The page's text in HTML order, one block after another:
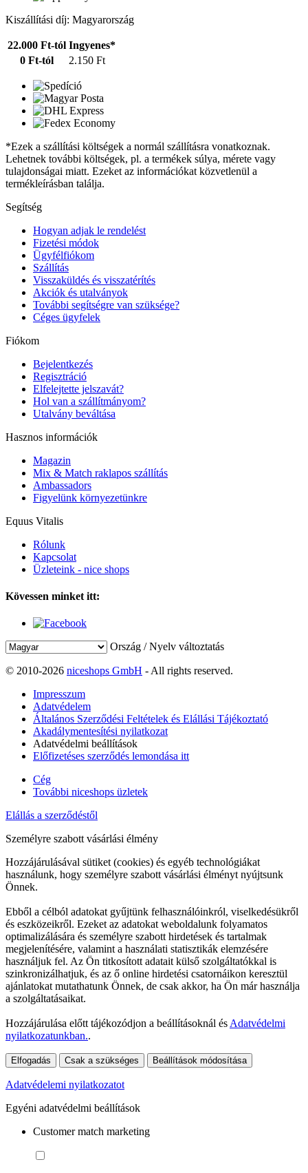
Kiszállítási díj: Magyarország
22.000 Ft-tól Ingyenes*
0 Ft-tól
2.150 Ft
*Ezek a szállítási költségek a normál szállításra vonatkoznak.
Lehetnek további költségek, pl. a termékek súlya, mérete vagy
tulajdonságai miatt. Ezeket az információkat közvetlenül a
termékleírásban találja.
Segítség
Hogyan adjak le rendelést
Fizetési módok
Ügyfélfiókom
Szállítás
Visszaküldés és visszatérítés
Akciók és utalványok
További segítségre van szüksége?
Céges ügyfelek
Fiókom
Bejelentkezés
Regisztráció
Elfelejtette jelszavát?
Hol van a szállítmányom?
Utalvány beváltása
Hasznos információk
Magazin
Mix & Match raklapos szállítás
Ambassadors
Figyelünk környezetünkre
Equus Vitalis
Rólunk
Kapcsolat
Üzleteink - nice shops
Kövessen minket itt:
Ország / Nyelv változtatás
© 2010-2026 niceshops GmbH - All rights reserved.
Impresszum
Adatvédelem
Általános Szerződési Feltételek és Elállási Tájékoztató
Akadálymentesítési nyilatkozat
Adatvédelmi beállítások
Előfizetéses szerződés lemondása itt
Cég
További niceshops üzletek
Elállás a szerződéstől
Személyre szabott vásárlási élmény
Hozzájárulásával sütiket (cookies) és egyéb technológiákat
használunk, hogy személyre szabott vásárlási élményt nyújtsunk
Önnek.
Ebből a célból adatokat gyűjtünk felhasználóinkról, viselkedésükről
és eszközeikről. Ezeket az adatokat weboldalunk folyamatos
optimalizálására és személyre szabott hirdetések és tartalmak
megjelenítésére, valamint a használati statisztikák elemzésére
használjuk fel. Az Ön titkosított adatait külső szolgáltatókkal is
szinkronizálhatjuk, és az ő online hirdetési csatornáikon keresztül
ajánlatokat mutathatunk Önnek, de csak akkor, ha Ön már használja
a szolgáltatásaikat.
Hozzájárulása előtt tájékozódjon a beállításoknál és Adatvédelmi
nyilatkozatunkban..
Elfogadás Csak a szükséges Beállítások módosítása
Adatvédelemi nyilatkozatot
Egyéni adatvédelmi beállítások
Customer match marketing